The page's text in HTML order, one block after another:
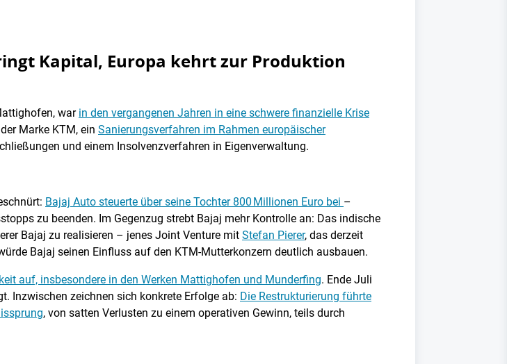
Kapital, Europa kehrt zur Produktion
war in den vergangenen Jahren in eine schwere finanzielle Krise
Marke KTM, ein Sanierungsverfahren im Rahmen europäischer
und einem Insolvenzverfahren in Eigenverwaltung.
Bajaj Auto steuerte über seine Tochter 800 Millionen Euro bei –
zu beenden. Im Gegenzug strebt Bajaj mehr Kontrolle an: Das indische
Bajaj zu realisieren – jenes Joint Venture mit Stefan Pierer, das derzeit
Bajaj seinen Einfluss auf den KTM-Mutterkonzern deutlich ausbauen.
auf, insbesondere in den Werken Mattighofen und Munderfing. Ende Juli
Inzwischen zeichnen sich konkrete Erfolge ab: Die Restrukturierung führte
, von satten Verlusten zu einem operativen Gewinn, teils durch